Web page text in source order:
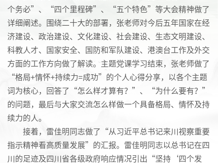
个务必”、“四个里程碑”、“五个特色”等大会精神做了
详细阐述。围绕二十大的部署，张老师对今后五年国家在经
济建设、政治建设、文化建设、社会建设、生态文明建设、
科教人才、国家安全、国防和军队建设、港澳台工作及外交
方面的工作方向做了解读。主题党课学习结束，张老师做了
“格局+情怀+持续力=成功”的个人心得分享，以各个主题
词为核心，回答了“怎么样才算有？”、“为什么要有？”
的问题，最后与大家交流怎么样做一个具备格局、情怀及持
续力的人。
接着，雷佳明同志做了“从习近平总书记来川视察重要
指示精神看高质量发展”的汇报。雷佳明同志以总书记在四
川的足迹及四川省各级政府响应情况引出“坚持‘四个发